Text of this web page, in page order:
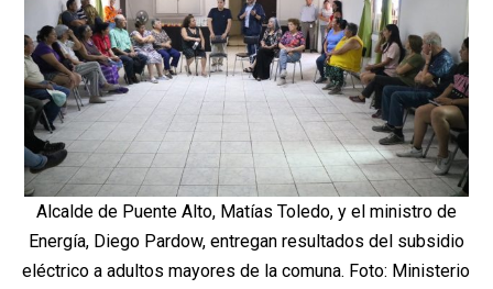
Alcalde de Puente Alto, Matías Toledo, y el ministro de
Energía, Diego Pardow, entregan resultados del subsidio
eléctrico a adultos mayores de la comuna. Foto: Ministerio